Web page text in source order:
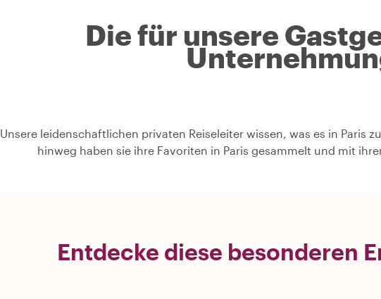
Die für unsere
Unsere leidenschaftlichen privaten Reiseleiter wissen, was es in Paris
hinweg haben sie ihre Favoriten in Paris gesammelt und mit
Entdecke diese besonderen